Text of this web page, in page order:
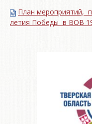
План мероприятий,
летия Победы в ВОВ